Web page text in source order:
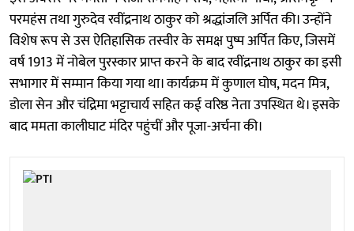
परमहंस तथा गुरुदेव रवींद्रनाथ ठाकुर को श्रद्धांजलि अर्पित की। उन्होंने
विशेष रूप से उस ऐतिहासिक तस्वीर के समक्ष पुष्प अर्पित किए, जिसमें
वर्ष 1913 में नोबेल पुरस्कार प्राप्त करने के बाद रवींद्रनाथ ठाकुर का इसी
सभागार में सम्मान किया गया था। कार्यक्रम में कुणाल घोष, मदन मित्र,
डोला सेन और चंद्रिमा भट्टाचार्य सहित कई वरिष्ठ नेता उपस्थित थे। इसके
बाद ममता कालीघाट मंदिर पहुंचीं और पूजा-अर्चना की।